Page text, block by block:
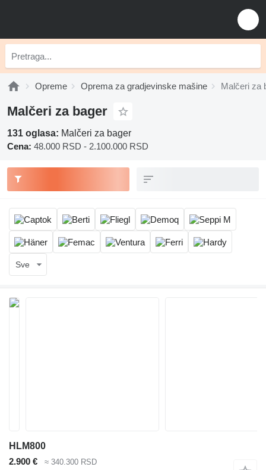
Opreme Oprema za gradjevinske mašine Malčeri za
Malčeri za bager
131 oglasa: Malčeri za bager
Cena: 48.000 RSD - 2.100.000 RSD
Sve
HLM800
2.900 €
≈ 340.300 RSD